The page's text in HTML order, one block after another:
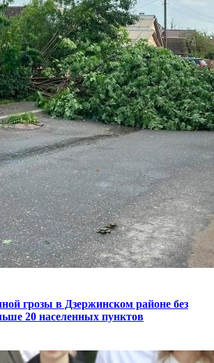
грозы в Дзержинском районе без
20 населенных пунктов